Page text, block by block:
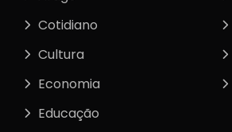
Cotidiano
Cultura
Economia
Educação